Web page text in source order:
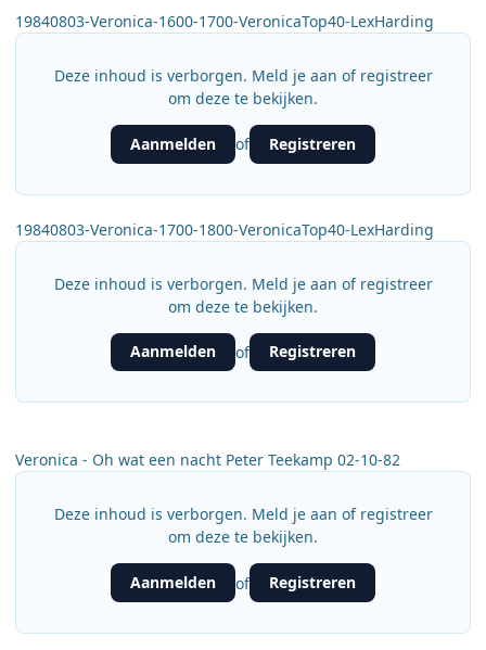
19840803-Veronica-1600-1700-VeronicaTop40-LexHarding
Deze inhoud is verborgen. Meld je aan of registreer
om deze te bekijken.
Aanmelden of Registreren
19840803-Veronica-1700-1800-VeronicaTop40-LexHarding
Deze inhoud is verborgen. Meld je aan of registreer
om deze te bekijken.
Aanmelden of Registreren
Veronica - Oh wat een nacht Peter Teekamp 02-10-82
Deze inhoud is verborgen. Meld je aan of registreer
om deze te bekijken.
Aanmelden of Registreren